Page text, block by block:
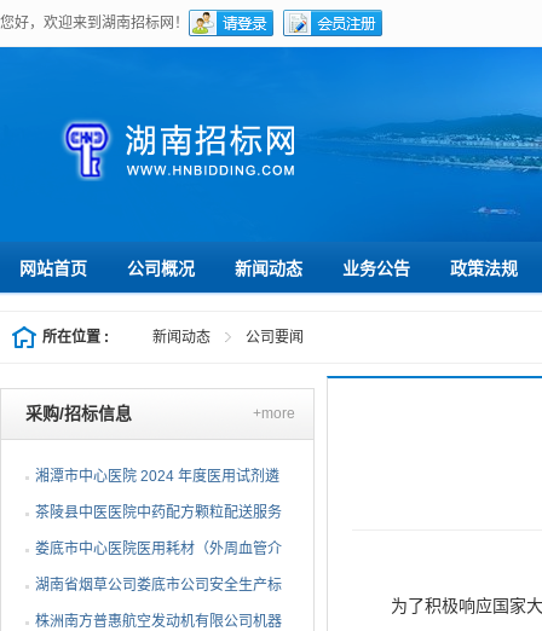
您好，欢迎来到湖南招标网！
网站首页 公司概况 新闻动态 业务公告 政策法规
所在位置 : 新闻动态 公司要闻
为了积极响应国家
采购/招标信息 +more
湘潭市中心医院 2024 年度医用试剂遴
选项目（第三次）公开...
茶陵县中医医院中药配方颗粒配送服务
项目 公开招标公告
娄底市中心医院医用耗材（外周血管介
入耗材）遴选项目招标...
湖南省烟草公司娄底市公司安全生产标
准化二级达标复评技术...
株洲南方普惠航空发动机有限公司机器